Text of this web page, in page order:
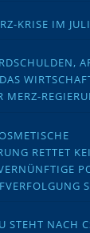
KRISE IM JULI
MERZ-
RETTET
STEHT NACH